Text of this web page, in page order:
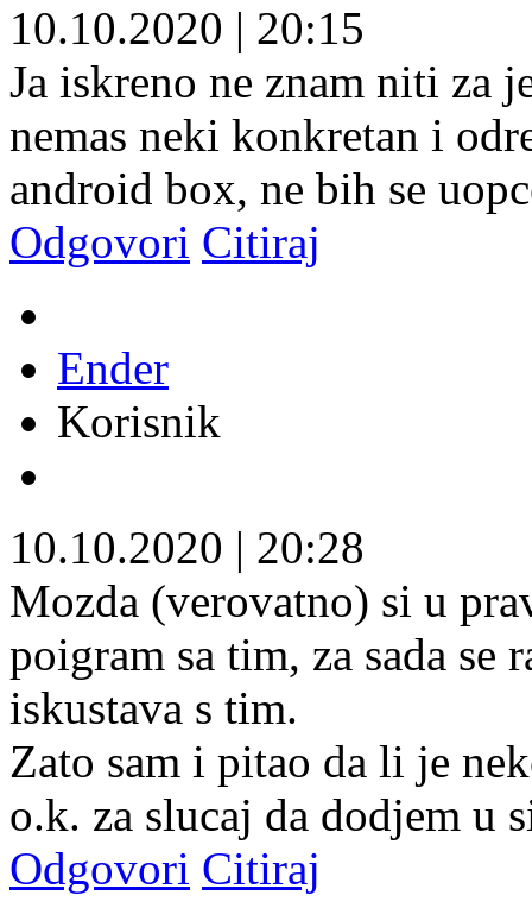
10.10.2020 | 20:15
Ja iskreno ne znam niti za
nemas neki konkretan i
android box, ne bih se
Odgovori Citiraj
Ender
Korisnik
10.10.2020 | 20:28
Mozda (verovatno) si u
poigram sa tim, za sada
iskustava s tim.
Zato sam i pitao da li je
o.k. za slucaj da dodjem u
Odgovori Citiraj